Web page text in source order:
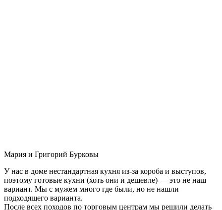
Мария и Григорий Бурковы
У нас в доме нестандартная кухня из-за короба и выступов,
поэтому готовые кухни (хоть они и дешевле) — это не наш
вариант. Мы с мужем много где были, но не нашли
подходящего варианта.
После всех походов по торговым центрам мы решили делать